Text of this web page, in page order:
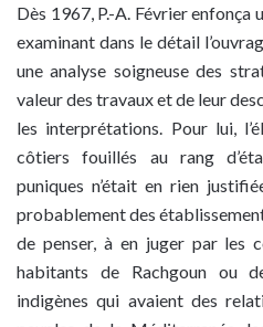
Dès 1967, P.-A. Février enfonça
examinant dans le détail
une analyse soigneuse des
valeur des travaux et de leur
les interprétations. Pour lui,
côtiers fouillés au rang
puniques n’était en rien
probablement des
de penser, à en juger par les
habitants de Rachgoun ou
indigènes qui avaient des